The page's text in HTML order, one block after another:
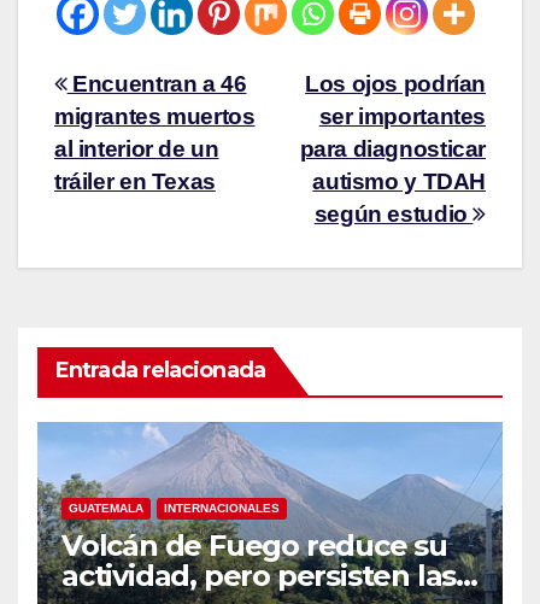
Los ojos podrían
ser importantes
para diagnosticar
autismo y TDAH
según estudio
Encuentran a 46
migrantes muertos
al interior de un
tráiler en Texas
Entrada relacionada
GUATEMALA INTERNACIONALES
Volcán de Fuego reduce su
actividad, pero persisten las